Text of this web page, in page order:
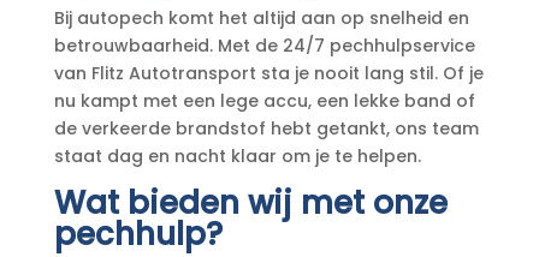
Bij autopech komt het altijd aan op snelheid en
betrouwbaarheid. Met de 24/7 pechhulpservice
van Flitz Autotransport sta je nooit lang stil. Of je
nu kampt met een lege accu, een lekke band of
de verkeerde brandstof hebt getankt, ons team
staat dag en nacht klaar om je te helpen.
Wat bieden wij met onze
pechhulp?